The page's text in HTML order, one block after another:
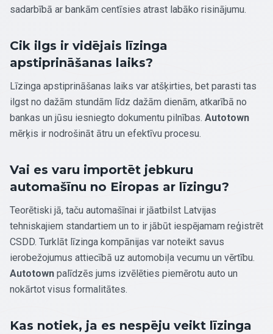
sadarbībā ar bankām centīsies atrast labāko risinājumu.
Cik ilgs ir vidējais līzinga
apstiprināšanas laiks?
Līzinga apstiprināšanas laiks var atšķirties, bet parasti tas
ilgst no dažām stundām līdz dažām dienām, atkarībā no
bankas un jūsu iesniegto dokumentu pilnības. Autotown
mērķis ir nodrošināt ātru un efektīvu procesu.
Vai es varu importēt jebkuru
automašīnu no Eiropas ar līzingu?
Teorētiski jā, taču automašīnai ir jāatbilst Latvijas
tehniskajiem standartiem un to ir jābūt iespējamam reģistrēt
CSDD. Turklāt līzinga kompānijas var noteikt savus
ierobežojumus attiecībā uz automobiļa vecumu un vērtību.
Autotown palīdzēs jums izvēlēties piemērotu auto un
nokārtot visus formalitātes.
Kas notiek, ja es nespēju veikt līzinga